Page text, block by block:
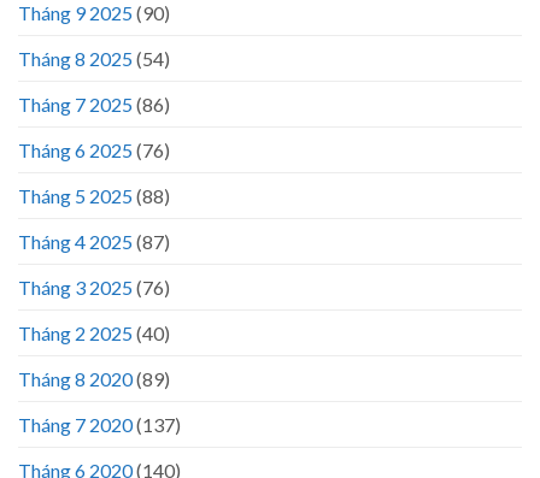
Tháng 9 2025(90)
Tháng 8 2025(54)
Tháng 7 2025(86)
Tháng 6 2025(76)
Tháng 5 2025(88)
Tháng 4 2025(87)
Tháng 3 2025(76)
Tháng 2 2025(40)
Tháng 8 2020(89)
Tháng 7 2020(137)
Tháng 6 2020(140)